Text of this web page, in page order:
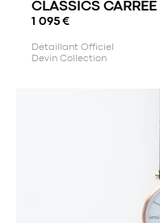
CLASSICS
1 095 €
Détaillant Officiel
Devin Collection